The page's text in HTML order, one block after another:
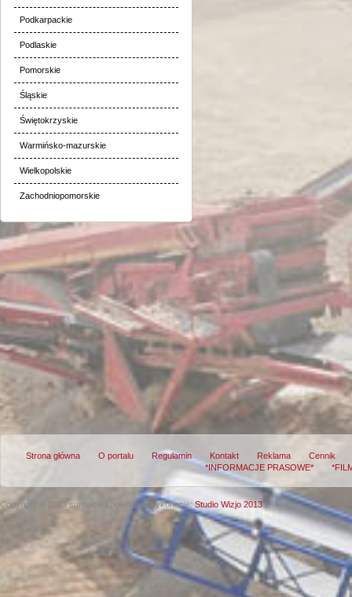
Podkarpackie
Podlaskie
Pomorskie
Śląskie
Świętokrzyskie
Warmińsko-mazurskie
Wielkopolskie
Zachodniopomorskie
Strona główna O portalu Regulamin Kontakt Reklama
Cennik
*INFORMACJE PRASOWE*
Copyright © 2013 surowce-kopalnie.plWykonanie:Studio Wizjo 2013